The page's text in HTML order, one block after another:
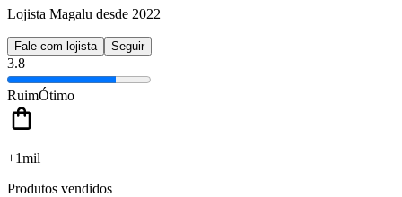
Lojista Magalu desde 2022
Fale com lojista Seguir
3.8
RuimÓtimo
+1mil
Produtos vendidos